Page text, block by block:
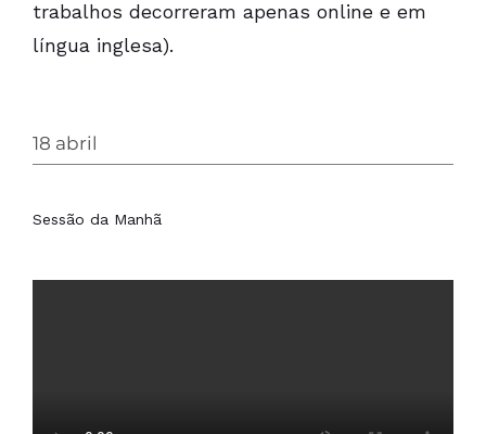
trabalhos decorreram apenas online e em
língua inglesa).
18 abril
Sessão da Manhã